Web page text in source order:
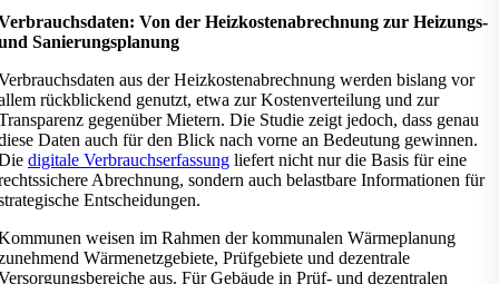
Von der Heizkostenabrechnung zur Heizungs-
Sanierungsplanung
aus der Heizkostenabrechnung werden bislang vor
rückblickend genutzt, etwa zur Kostenverteilung und zur
gegenüber Mietern. Die Studie zeigt jedoch, dass genau
Daten auch für den Blick nach vorne an Bedeutung gewinnen.
digitale Verbrauchserfassung liefert nicht nur die Basis für eine
Abrechnung, sondern auch belastbare Informationen für
Entscheidungen.
weisen im Rahmen der kommunalen Wärmeplanung
Wärmenetzgebiete, Prüfgebiete und dezentrale
aus. Für Gebäude in Prüf- und dezentralen